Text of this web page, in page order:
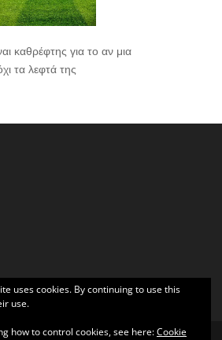
καθρέφτης για το αν μια
τα λεφτά της
uses cookies. By continuing to use this
use.
how to control cookies, see here:Cookie